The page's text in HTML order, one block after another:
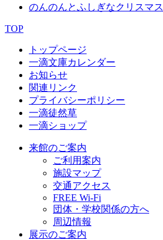
のんのんとふしぎなクリスマス
TOP
トップページ
一滴文庫カレンダー
お知らせ
関連リンク
プライバシーポリシー
一滴徒然草
一滴ショップ
来館のご案内
ご利用案内
施設マップ
交通アクセス
FREE Wi-Fi
団体・学校関係の方へ
周辺情報
展示のご案内